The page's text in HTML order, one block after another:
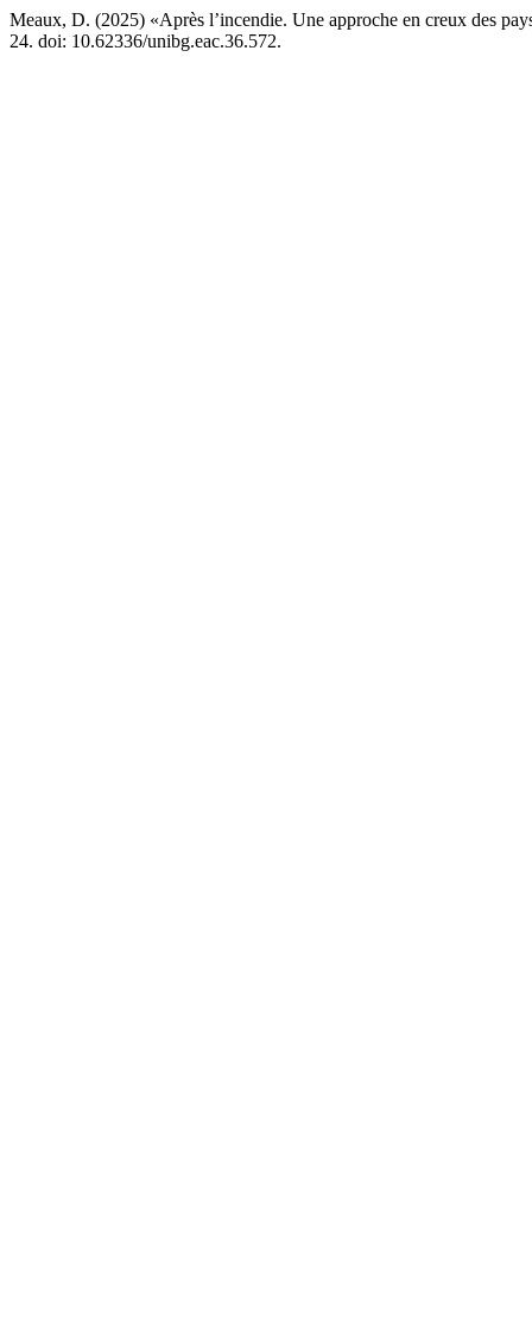
Meaux, D. (2025) «Après l’incendie. Une approche en creux des
24. doi: 10.62336/unibg.eac.36.572.